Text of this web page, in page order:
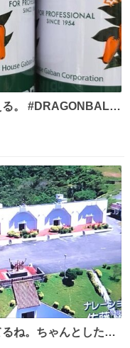
。 #DRAGONBALL
ね。ちゃんとした名